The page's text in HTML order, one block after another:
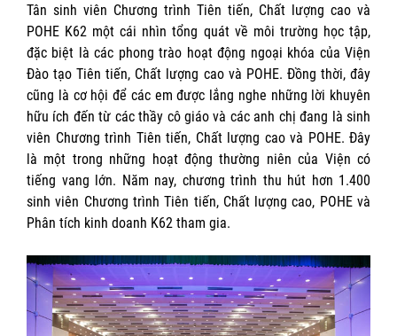
Tân sinh viên Chương trình Tiên tiến, Chất lượng cao và
POHE K62 một cái nhìn tổng quát về môi trường học tập,
đặc biệt là các phong trào hoạt động ngoại khóa của Viện
Đào tạo Tiên tiến, Chất lượng cao và POHE. Đồng thời, đây
cũng là cơ hội để các em được lắng nghe những lời khuyên
hữu ích đến từ các thầy cô giáo và các anh chị đang là sinh
viên Chương trình Tiên tiến, Chất lượng cao và POHE. Đây
là một trong những hoạt động thường niên của Viện có
tiếng vang lớn. Năm nay, chương trình thu hút hơn 1.400
sinh viên Chương trình Tiên tiến, Chất lượng cao, POHE và
Phân tích kinh doanh K62 tham gia.